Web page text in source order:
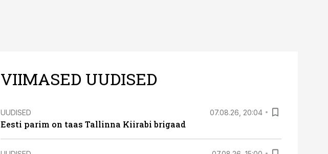
VIIMASED UUDISED
UUDISED 07.08.26, 20:04
Eesti parim on taas Tallinna Kiirabi brigaad